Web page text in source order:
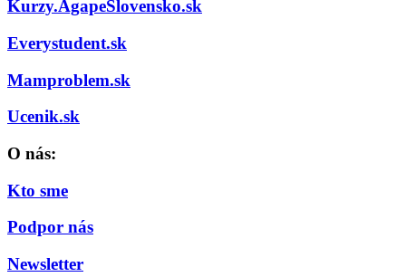
Kurzy.AgapeSlovensko.sk
Everystudent.sk
Mamproblem.sk
Ucenik.sk
O nás:
Kto sme
Podpor nás
Newsletter